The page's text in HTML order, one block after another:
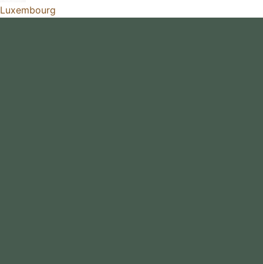
Luxembourg